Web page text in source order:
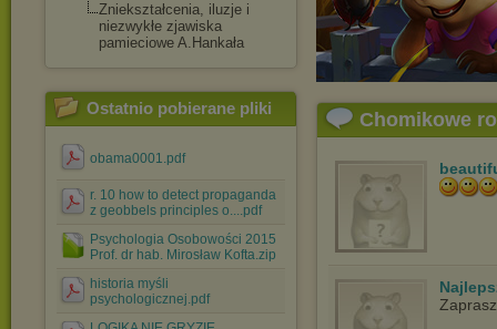
Zniekształcenia, iluzje i
niezwykłe zjawiska
pamieciowe A.Hankała
Ostatnio pobierane pliki
obama0001.pdf
r. 10 how to detect propaganda
z geobbels principles o....pdf
Psychologia Osobowości 2015
Prof. dr hab. Mirosław Kofta.zip
historia myśli
psychologicznej.pdf
Chomikowe